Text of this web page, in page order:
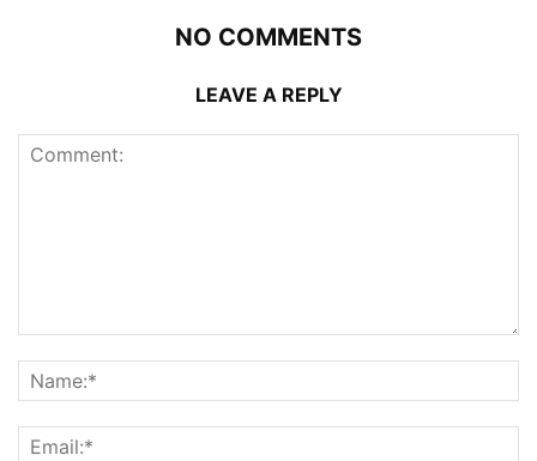
NO COMMENTS
LEAVE A REPLY